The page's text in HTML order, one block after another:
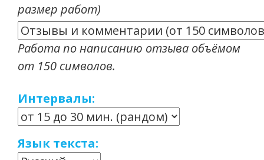
размер работ)
Работа по написанию отзыва объёмом
от 150 символов.
Интервалы:
Язык текста: